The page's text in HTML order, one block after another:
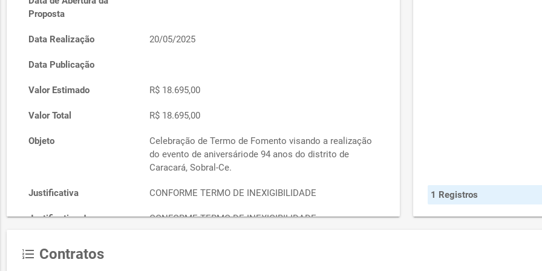
Proposta
Data Realização 20/05/2025
Data Publicação
Valor Estimado R$ 18.695,00
Valor Total R$ 18.695,00
Objeto
Celebração de Termo de Fomento visando a realização
do evento de aniversáriode 94 anos do distrito de
Caracará, Sobral-Ce.
Justificativa CONFORME TERMO DE INEXIGIBILIDADE
Justificativa de preço CONFORME TERMO DE INEXIGIBILIDADE
1 Registros
format_list_numbered Contratos